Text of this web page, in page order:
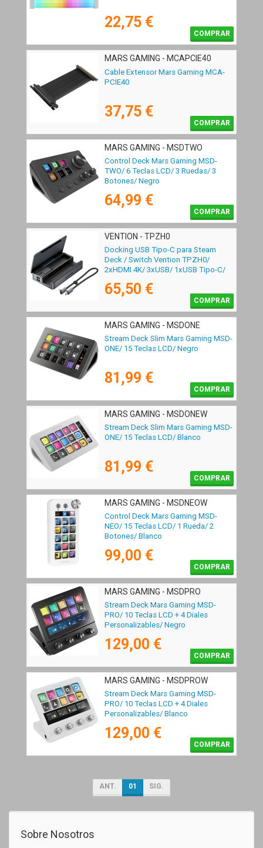
22,75 €
COMPRAR
MARS GAMING - MCAPCIE40
Cable Extensor Mars Gaming MCA-
PCIE40
37,75 €
COMPRAR
MARS GAMING - MSDTWO
Control Deck Mars Gaming MSD-
TWO/ 6 Teclas LCD/ 3 Ruedas/ 3
Botones/ Negro
64,99 €
COMPRAR
VENTION - TPZH0
Docking USB Tipo-C para Steam
Deck / Switch Vention TPZH0/
2xHDMI 4K/ 3xUSB/ 1xUSB Tipo-C/
Tarjetas/ Gris
65,50 €
COMPRAR
MARS GAMING - MSDONE
Stream Deck Slim Mars Gaming MSD-
ONE/ 15 Teclas LCD/ Negro
81,99 €
COMPRAR
MARS GAMING - MSDONEW
Stream Deck Slim Mars Gaming MSD-
ONE/ 15 Teclas LCD/ Blanco
81,99 €
COMPRAR
MARS GAMING - MSDNEOW
Control Deck Mars Gaming MSD-
NEO/ 15 Teclas LCD/ 1 Rueda/ 2
Botones/ Blanco
99,00 €
COMPRAR
MARS GAMING - MSDPRO
Stream Deck Mars Gaming MSD-
PRO/ 10 Teclas LCD + 4 Diales
Personalizables/ Negro
129,00 €
COMPRAR
MARS GAMING - MSDPROW
Stream Deck Mars Gaming MSD-
PRO/ 10 Teclas LCD + 4 Diales
Personalizables/ Blanco
129,00 €
COMPRAR
ANT. 01 SIG.
Sobre Nosotros